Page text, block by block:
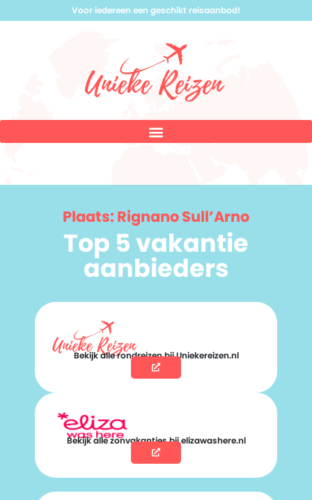
Voor iedereen een geschikt reisaanbod!
Plaats: Rignano Sull’Arno
Top 5 vakantie
aanbieders
Bekijk alle rondreizen bij Uniekereizen.nl
Bekijk alle zonvakanties bij elizawashere.nl